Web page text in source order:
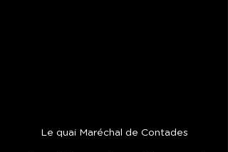
Le quai Maréchal de Contades